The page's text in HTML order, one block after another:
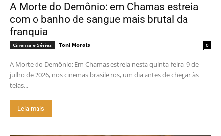
A Morte do Demônio: em Chamas estreia
com o banho de sangue mais brutal da
franquia
Cinema e Séries Toni Morais 0
A Morte do Demônio: Em Chamas estreia nesta quinta-feira, 9 de
julho de 2026, nos cinemas brasileiros, um dia antes de chegar às
telas...
Leia mais